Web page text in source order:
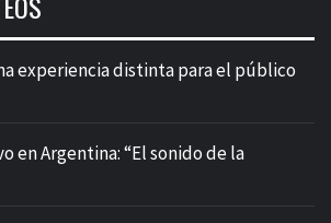
experiencia distinta para el público
en Argentina: “El sonido de la